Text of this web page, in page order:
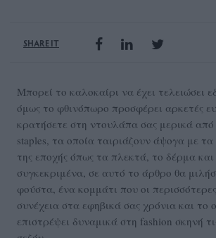
SHARE IT
Μπορεί το καλοκαίρι να έχει τελειώσει
όμως το φθινόπωρο προσφέρει αρκετές
κρατήσετε στη ντουλάπα σας μερικά
staples, τα οποία ταιριάζουν άψογα με
της εποχής όπως τα πλεκτά, το δέρμα
συγκεκριμένα, σε αυτό το άρθρο θα
φούστα, ένα κομμάτι που οι
συνέχεια στα εφηβικά σας χρόνια και το
επιστρέψει δυναμικά στη fashion σκηνή